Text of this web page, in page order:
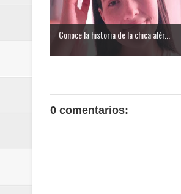
Conoce la historia de la chica alér...
0 comentarios: